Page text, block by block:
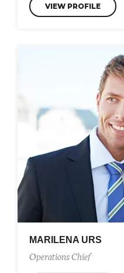
VIEW PROFILE
MARILENA URS
Operations Chief